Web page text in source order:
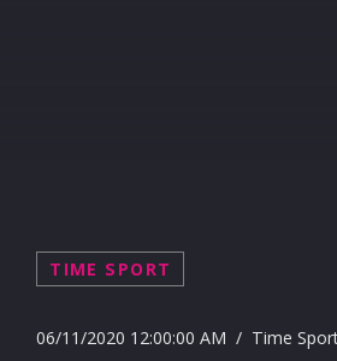
TIME SPORT
06/11/2020 12:00:00 AM / Time